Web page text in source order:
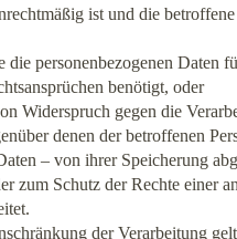
ist und die
die personenbezogenen Daten
benötigt, oder
Widerspruch gegen die
denen der betroffenen
– von ihrer Speicherung
zum Schutz der Rechte einer
der Verarbeitung